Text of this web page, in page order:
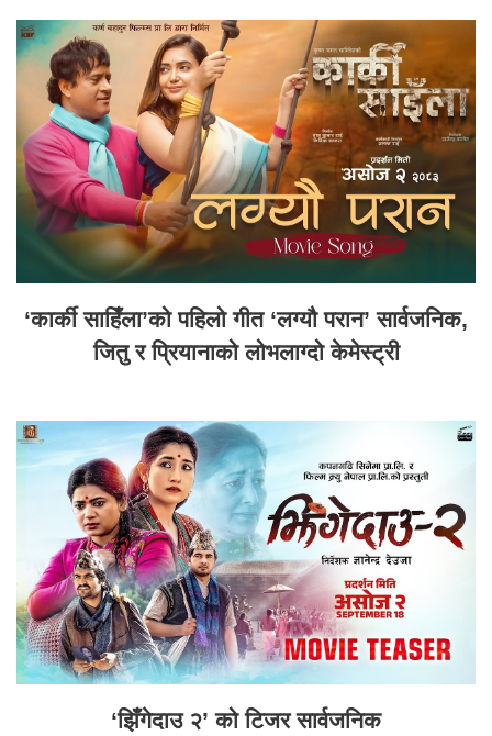
‘कार्की साहिँला’को पहिलो गीत ‘लग्यौ परान’ सार्वजनिक,
जितु र प्रियानाको लोभलाग्दो केमेस्ट्री
‘झिँगेदाउ २’ को टिजर सार्वजनिक